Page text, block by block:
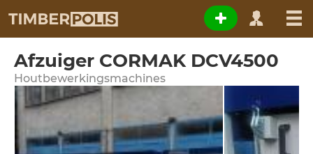
Afzuiger CORMAK DCV4500
Houtbewerkingsmachines